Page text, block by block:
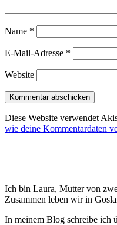
Name *
E-Mail-Adresse *
Website
Diese Website verwendet
wie deine Kommentardaten
Ich bin Laura, Mutter von
Zusammen leben wir in
In meinem Blog schreibe ich